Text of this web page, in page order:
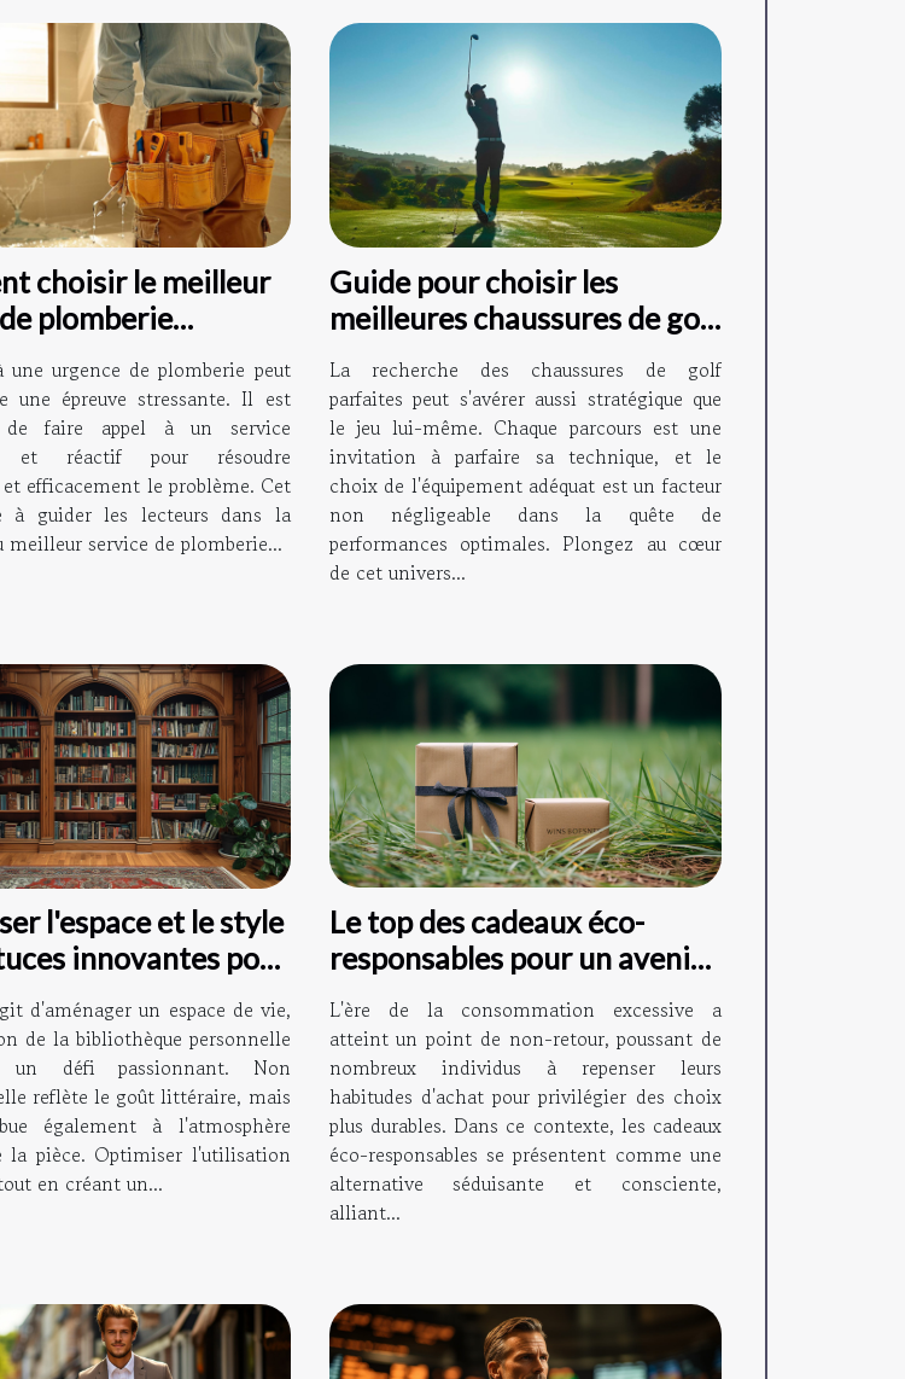
choisir le meilleur
plomberie
une urgence de plomberie peut
une épreuve stressante. Il est
de faire appel à un service
et réactif pour résoudre
efficacement le problème. Cet
à guider les lecteurs dans la
meilleur service de plomberie...
Guide pour choisir les
meilleures chaussures de golf
adaptées à votre style de jeu
La recherche des chaussures de golf
parfaites peut s'avérer aussi stratégique que
le jeu lui-même. Chaque parcours est une
invitation à parfaire sa technique, et le
choix de l'équipement adéquat est un facteur
non négligeable dans la quête de
performances optimales. Plongez au cœur
de cet univers...
l'espace et le style
innovantes pour
sa bibliothèque
d'aménager un espace de vie,
de la bibliothèque personnelle
défi passionnant. Non
reflète le goût littéraire, mais
également à l'atmosphère
la pièce. Optimiser l'utilisation
en créant un...
Le top des cadeaux éco-
responsables pour un avenir
durable
L'ère de la consommation excessive a
atteint un point de non-retour, poussant de
nombreux individus à repenser leurs
habitudes d'achat pour privilégier des choix
plus durables. Dans ce contexte, les cadeaux
éco-responsables se présentent comme une
alternative séduisante et consciente,
alliant...